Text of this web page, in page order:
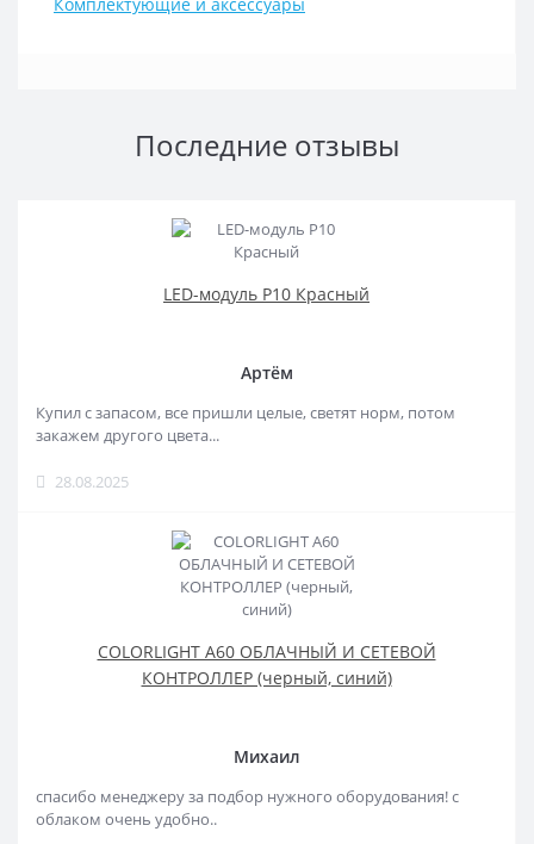
Последние отзывы
LED-модуль P10 Красный
Артём
Купил с запасом, все пришли целые, светят норм, потом
закажем другого цвета...
28.08.2025
COLORLIGHT A60 ОБЛАЧНЫЙ И СЕТЕВОЙ
КОНТРОЛЛЕР (черный, синий)
Михаил
спасибо менеджеру за подбор нужного оборудования! с
облаком очень удобно..